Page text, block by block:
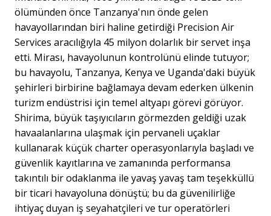
ölümünden önce Tanzanya'nın önde gelen
havayollarından biri haline getirdiği Precision Air
Services aracılığıyla 45 milyon dolarlık bir servet inşa
etti. Mirası, havayolunun kontrolünü elinde tutuyor;
bu havayolu, Tanzanya, Kenya ve Uganda'daki büyük
şehirleri birbirine bağlamaya devam ederken ülkenin
turizm endüstrisi için temel altyapı görevi görüyor.
Shirima, büyük taşıyıcıların görmezden geldiği uzak
havaalanlarına ulaşmak için pervaneli uçaklar
kullanarak küçük charter operasyonlarıyla başladı ve
güvenlik kayıtlarına ve zamanında performansa
takıntılı bir odaklanma ile yavaş yavaş tam teşekküllü
bir ticari havayoluna dönüştü; bu da güvenilirliğe
ihtiyaç duyan iş seyahatçileri ve tur operatörleri